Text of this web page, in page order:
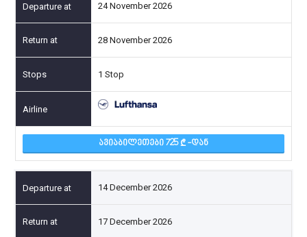
24 November 2026
28 November 2026
1 Stop
ᲐᲕᲘᲐᲑᲘᲚᲔᲗᲔᲑᲘ 725 -ᲓᲐᲜ
14 December 2026
17 December 2026